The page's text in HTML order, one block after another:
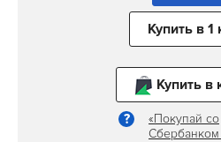
Купить в 1
Купить в
«Покупай со
Сбербанком